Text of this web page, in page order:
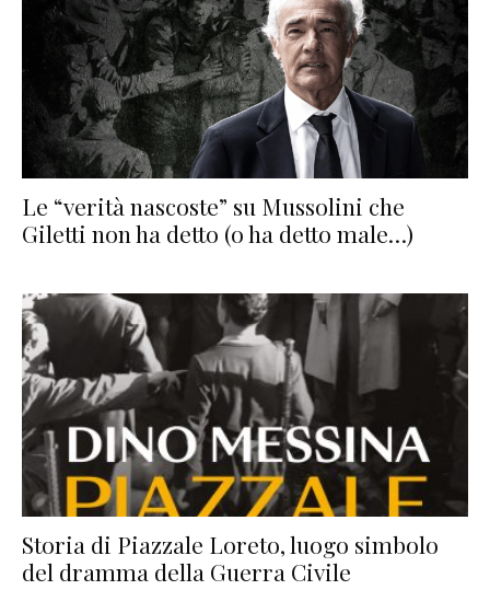
Le “verità nascoste” su Mussolini che
Giletti non ha detto (o ha detto male…)
Storia di Piazzale Loreto, luogo simbolo
del dramma della Guerra Civile